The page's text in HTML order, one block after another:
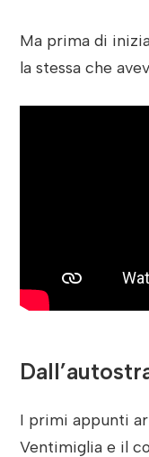
Ma prima di
la stessa che
I primi appunti
Ventimiglia e il